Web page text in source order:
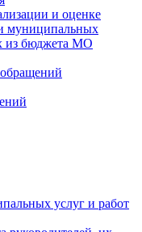
и оценке
муниципальных
из бюджета МО
услуг и работ